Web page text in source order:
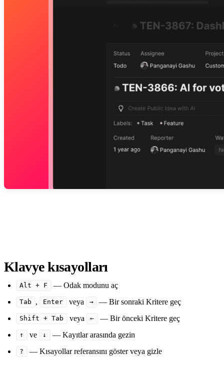
Klavye kısayolları
Alt + F — Odak modunu aç
Tab , Enter veya → — Bir sonraki Kritere geç
Shift + Tab veya ← — Bir önceki Kritere geç
↑ ve ↓ — Kayıtlar arasında gezin
? — Kısayollar referansını göster veya gizle